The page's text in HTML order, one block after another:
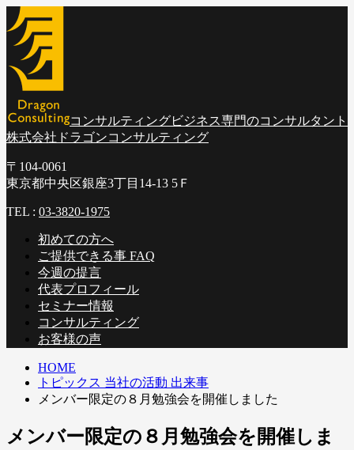
コンサルティングビジネス専門のコンサルタント
株式会社ドラゴンコンサルティング
〒104-0061
東京都中央区銀座3丁目14-13 5Ｆ
TEL : 03-3820-1975
初めての方へ
ご提供できる事 FAQ
今週の提言
代表プロフィール
セミナー情報
コンサルティング
お客様の声
HOME
トピックス 当社の活動 出来事
メンバー限定の８月勉強会を開催しました
メンバー限定の８月勉強会を開催しま